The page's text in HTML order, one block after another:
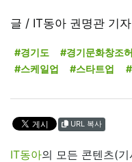
글 / IT동아 권명관 기
#경기도 #경기문화창조
#스케일업
#스타트업
URL 복사
IT동아의 모든 콘텐츠(기